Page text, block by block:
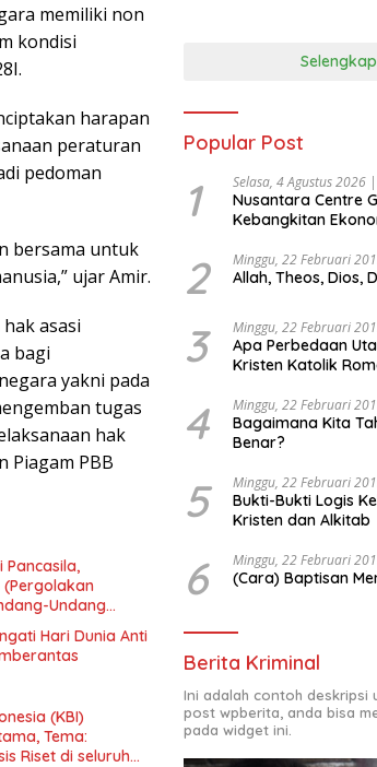
memiliki non
kondisi
harapan
peraturan
pedoman
bersama untuk
ujar Amir.
asasi
bagi
yakni pada
tugas
hak
Piagam PBB
Undang
Bangsa Menuju
Hari Dunia Anti
(KBI)
Tema:
Riset di seluruh
Popular Post
1 Selasa, 4 Agustus 2026
Nusantara Centre
Kebangkitan
Djojohadikusumo
(Pergolakan
Undang
Kesejahteraan
Bangsa Menuju
2 Minggu, 22 Februari
Allah, Theos, Dios,
3 Minggu, 22 Februari
Apa Perbedaan
Kristen Katolik
4 Minggu, 22 Februari
Bagaimana Kita
Benar?
5 Minggu, 22 Februari
Bukti-Bukti Logis
Kristen dan Alkitab
6 Minggu, 22 Februari
(Cara) Baptisan
Berita Kriminal
Ini adalah contoh deskripsi
post wpberita, anda bisa
pada widget ini.